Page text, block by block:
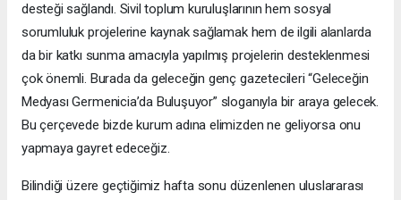
desteği sağlandı. Sivil toplum kuruluşlarının hem sosyal
sorumluluk projelerine kaynak sağlamak hem de ilgili alanlarda
da bir katkı sunma amacıyla yapılmış projelerin desteklenmesi
çok önemli. Burada da geleceğin genç gazetecileri “Geleceğin
Medyası Germenicia’da Buluşuyor” sloganıyla bir araya gelecek.
Bu çerçevede bizde kurum adına elimizden ne geliyorsa onu
yapmaya gayret edeceğiz.
Bilindiği üzere geçtiğimiz hafta sonu düzenlenen uluslararası